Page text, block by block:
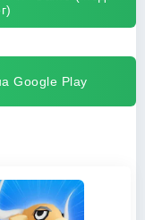
Google Play